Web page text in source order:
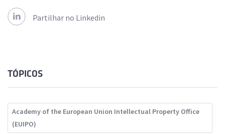
Partilhar no Linkedin
TÓPICOS
Academy of the European Union Intellectual Property Office
(EUIPO)